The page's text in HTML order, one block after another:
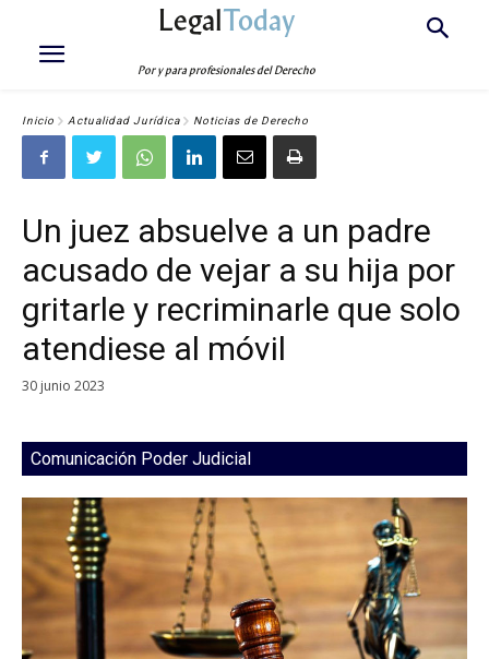
LegalToday
Por y para profesionales del Derecho
Inicio Actualidad Jurídica Noticias de Derecho
Un juez absuelve a un padre
acusado de vejar a su hija por
gritarle y recriminarle que solo
atendiese al móvil
30 junio 2023
Comunicación Poder Judicial